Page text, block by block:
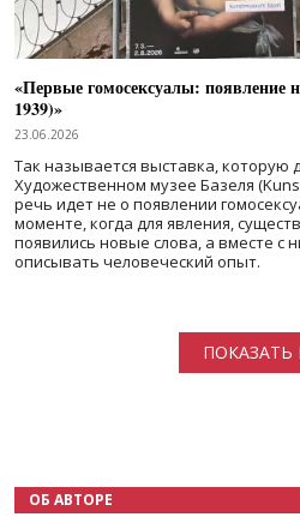
«Первые гомосексуалы: появление
1939)»
23.06.2026
Так называется выставка, которую
Художественном музее Базеля
речь идет не о появлении
моменте, когда для явления,
появились новые слова, а вместе с
описывать человеческий опыт.
ПОКАЗАТЬ
ОБ АВТОРЕ